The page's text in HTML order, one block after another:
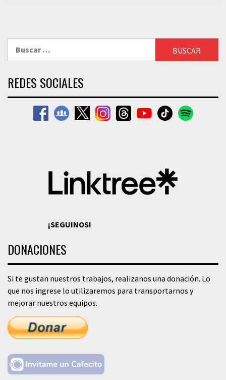
REDES SOCIALES
¡SEGUINOS!
DONACIONES
Si te gustan nuestros trabajos, realizanos una donación. Lo
que nos ingrese lo utilizaremos para transportarnos y
mejorar nuestros equipos.